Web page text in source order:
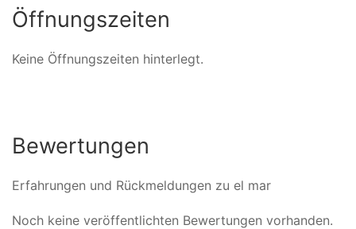
Öffnungszeiten
Keine Öffnungszeiten hinterlegt.
Bewertungen
Erfahrungen und Rückmeldungen zu el mar
Noch keine veröffentlichten Bewertungen vorhanden.